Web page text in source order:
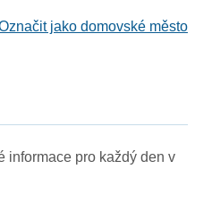
jako domovské město
informace pro každý den v